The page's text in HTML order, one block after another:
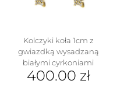
Kolczyki koła 1cm z
gwiazdką wysadzaną
białymi cyrkoniami
400.00 zł